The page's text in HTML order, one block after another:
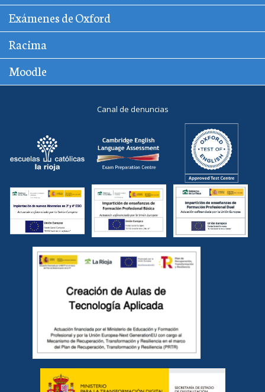
Exámenes de Oxford
Racima
Moodle
Canal de denuncias